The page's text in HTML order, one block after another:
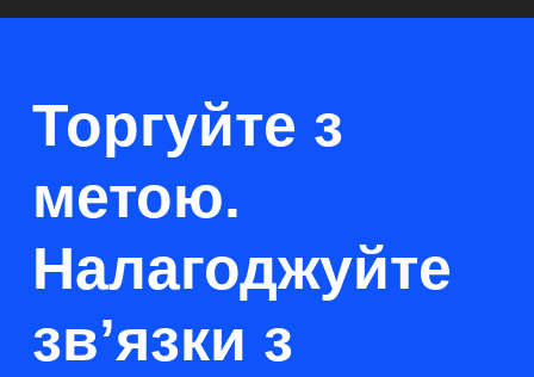
Торгуйте з
метою.
Налагоджуйте
зв’язки з